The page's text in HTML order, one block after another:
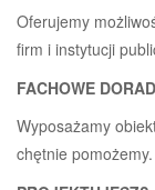
Oferujemy
firm i instytucji
FACHOWE
Wyposażamy
chętnie pomożemy.